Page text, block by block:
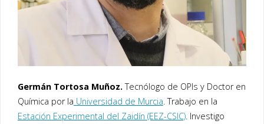
Germán Tortosa Muñoz.Tecnólogo de OPIs y Doctor en
Química por la Universidad de Murcia. Trabajo en la
Estación Experimental del Zaidín (EEZ-CSIC). Investigo